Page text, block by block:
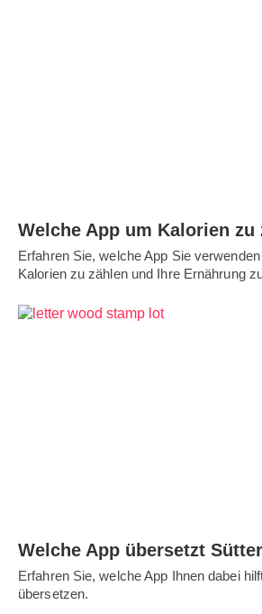
Welche App um Kalorien zu
Erfahren Sie, welche App Sie
Kalorien zu zählen und Ihre Ernährung
Welche App übersetzt
Erfahren Sie, welche App Ihnen dabei
übersetzen.